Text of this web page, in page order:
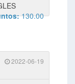
130.00
2022-06-19